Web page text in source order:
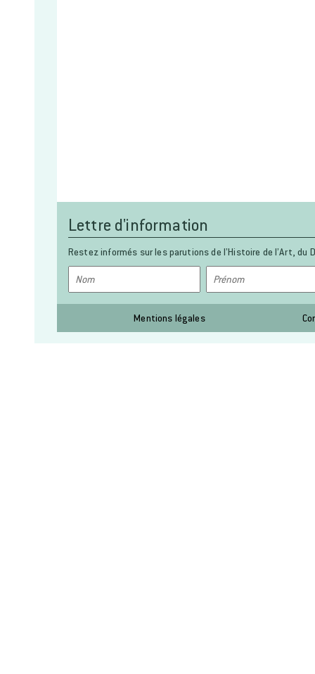
Lettre d'information
Restez informés sur les parutions de l’Histoire de l’Art, du
Mentions légales